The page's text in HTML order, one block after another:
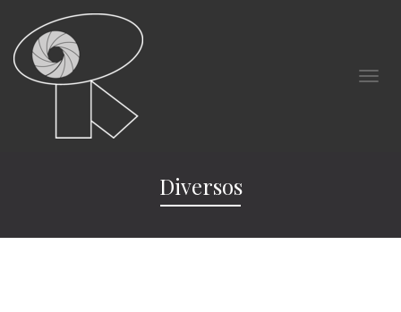
Diversos